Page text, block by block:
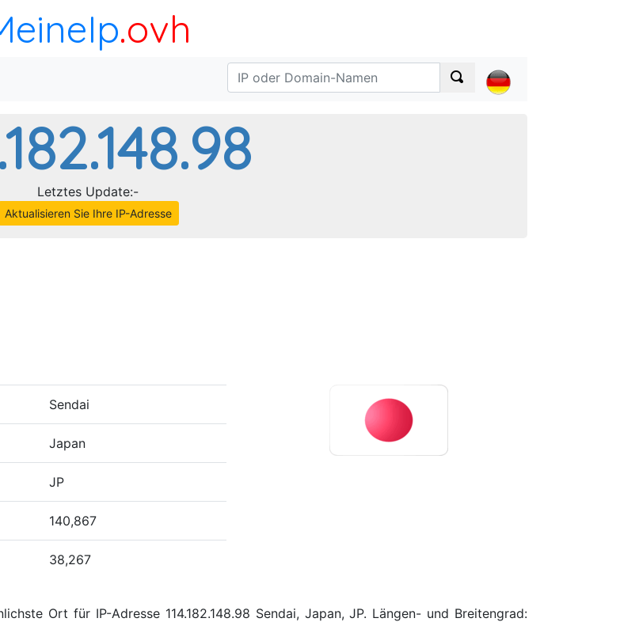
.ovh
Letztes Update:-
Aktualisieren Sie Ihre IP-Adresse
Sendai
Japan
JP
140,867
38,267
Ort für IP-Adresse 114.182.148.98 Sendai, Japan, JP. Längen- und Breitengrad: